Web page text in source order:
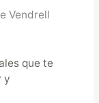
Vendrell
que te
y